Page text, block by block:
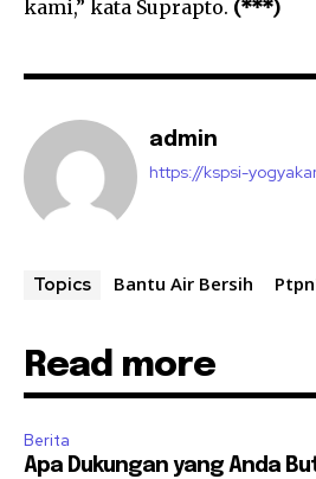
kami,” kata Suprapto. (***)
admin
https://kspsi-
Topics Bantu Air Bersih
Read more
Berita
Apa Dukungan yang Anda